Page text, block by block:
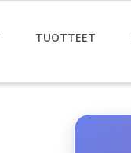
TUOTTEET